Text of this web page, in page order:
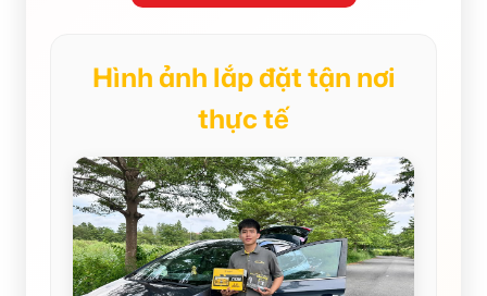
Hình ảnh lắp đặt tận nơi
thực tế